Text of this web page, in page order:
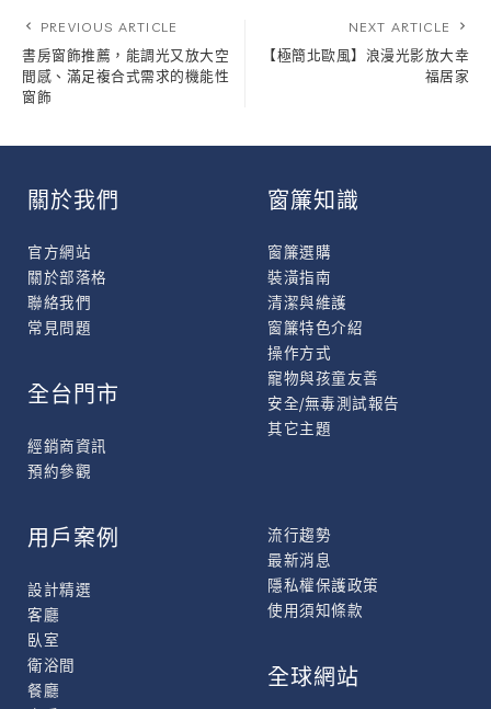
PREVIOUS ARTICLE
書房窗飾推薦，能調光又放大空
間感、滿足複合式需求的機能性
窗飾
NEXT ARTICLE
【極簡北歐風】浪漫光影放大幸
福居家
關於我們
官方網站
關於部落格
聯絡我們
常見問題
窗簾知識
窗簾選購
裝潢指南
清潔與維護
窗簾特色介紹
操作方式
寵物與孩童友善
安全/無毒測試報告
其它主題
全台門市
經銷商資訊
預約參觀
用戶案例
設計精選
客廳
臥室
衛浴間
餐廳
流行趨勢
最新消息
隱私權保護政策
使用須知條款
全球網站